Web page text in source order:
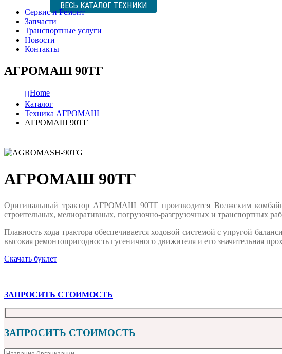
ВЕСЬ КАТАЛОГ ТЕХНИКИ
Сервис и Ремонт
Запчасти
Транспортные услуги
Новости
Контакты
АГРОМАШ 90ТГ
Home
Каталог
Техника АГРОМАШ
АГРОМАШ 90ТГ
АГРОМАШ 90ТГ
Оригинальный трактор АГРОМАШ 90ТГ производится Волжским
строительных, мелиоративных, погрузочно-разгрузочных и транспортных
Плавность хода трактора обеспечивается ходовой системой с упругой
высокая ремонтопригодность гусеничного движителя и его значительная
Скачать буклет
ЗАПРОСИТЬ СТОИМОСТЬ
ЗАПРОСИТЬ СТОИМОСТЬ